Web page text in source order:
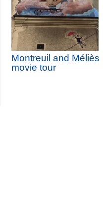
Montreuil and Méliès
movie tour